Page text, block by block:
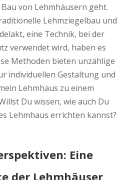
von Lehmhäusern geht.
Lehmziegelbau und
eine Technik, bei der
verwendet wird, haben es
Methoden bieten unzählige
individuellen Gestaltung und
Lehmhaus zu einem
Du wissen, wie auch Du
Lehmhaus errichten kannst?
Eine
der Lehmhäuser